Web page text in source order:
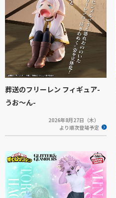
葬送のフリーレン フィギュア-
うお～ん-
2026年8月27日（木）
より順次登場予定